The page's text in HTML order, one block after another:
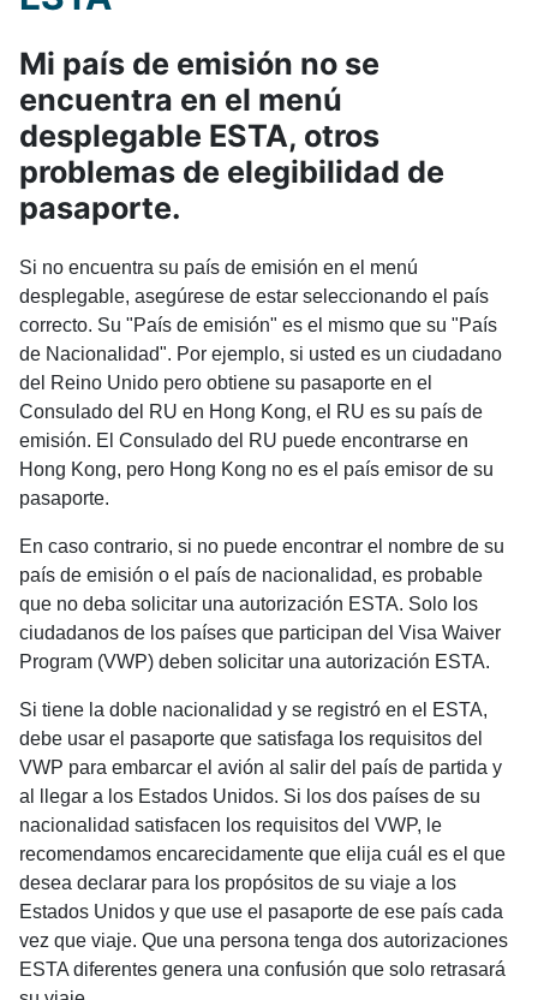
Mi país de emisión no se
encuentra en el menú
desplegable ESTA, otros
problemas de elegibilidad de
pasaporte.
Si no encuentra su país de emisión en el menú
desplegable, asegúrese de estar seleccionando el país
correcto. Su "País de emisión" es el mismo que su "País
de Nacionalidad". Por ejemplo, si usted es un ciudadano
del Reino Unido pero obtiene su pasaporte en el
Consulado del RU en Hong Kong, el RU es su país de
emisión. El Consulado del RU puede encontrarse en
Hong Kong, pero Hong Kong no es el país emisor de su
pasaporte.
En caso contrario, si no puede encontrar el nombre de su
país de emisión o el país de nacionalidad, es probable
que no deba solicitar una autorización ESTA. Solo los
ciudadanos de los países que participan del Visa Waiver
Program (VWP) deben solicitar una autorización ESTA.
Si tiene la doble nacionalidad y se registró en el ESTA,
debe usar el pasaporte que satisfaga los requisitos del
VWP para embarcar el avión al salir del país de partida y
al llegar a los Estados Unidos. Si los dos países de su
nacionalidad satisfacen los requisitos del VWP, le
recomendamos encarecidamente que elija cuál es el que
desea declarar para los propósitos de su viaje a los
Estados Unidos y que use el pasaporte de ese país cada
vez que viaje. Que una persona tenga dos autorizaciones
ESTA diferentes genera una confusión que solo retrasará